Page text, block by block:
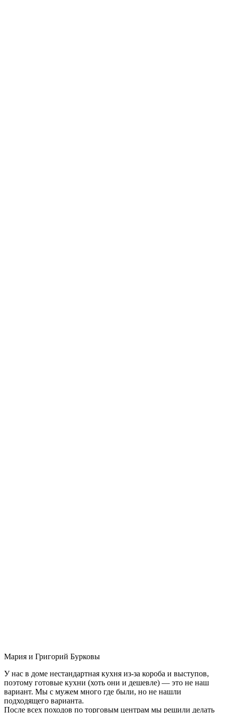
Мария и Григорий Бурковы
У нас в доме нестандартная кухня из-за короба и выступов,
поэтому готовые кухни (хоть они и дешевле) — это не наш
вариант. Мы с мужем много где были, но не нашли
подходящего варианта.
После всех походов по торговым центрам мы решили делать